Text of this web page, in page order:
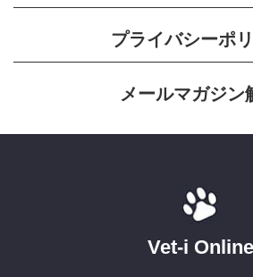
プライバシーポ
メールマガジン
Vet-i Online